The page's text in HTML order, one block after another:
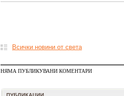
Всички новини от света
НЯМА ПУБЛИКУВАНИ КОМЕНТАРИ